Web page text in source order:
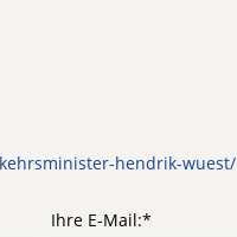
hendrik-wuest/
Ihre E-Mail:*